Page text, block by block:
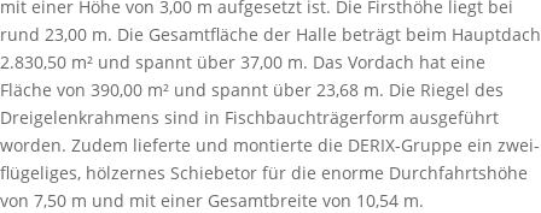
mit einer Höhe von 3,00 m aufgesetzt ist. Die First­höhe liegt bei
rund 23,00 m. Die Gesamt­fläche der Halle beträgt beim Haupt­dach
2.830,50 m² und spannt über 37,00 m. Das Vor­dach hat eine
Fläche von 390,00 m² und spannt über 23,68 m. Die Riegel des
Drei­gelenk­rahmens sind in Fisch­bauch­träger­form ausgeführt
worden. Zudem lieferte und montierte die DERIX-Gruppe ein zwei­
flügeliges, hölzernes Schiebe­tor für die enorme Durch­fahrts­höhe
von 7,50 m und mit einer Gesamt­breite von 10,54 m.